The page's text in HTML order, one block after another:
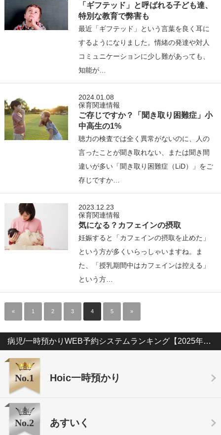
「ギフテッド」と呼ばれる子ども達、
特別な教育で弊害も
最近「ギフテッド」という言葉を良く耳に
するようになりました。情緒の発達や対人
コミュニケーションに少し難があっても、
知能が…
2024.01.08
保育関連情報
ご存じですか？「聞き取り困難症」小
中高生の1%
聴力の検査では全く異常がないのに、人の
言ったことが聞き取れない、または聞き間
違いが多い「聞き取り困難症（LiD）」をご
存じですか…
2023.12.23
保育関連情報
気になる？カフェインの摂取
妊娠すると「カフェインの摂取を止めた」
という方が多くいらっしゃいますね。ま
た、「授乳期間中はカフェインは控える」
という方…
« 1 2 3 4 5 »
病児/一時預かりWEB予約システムランキング【2025年版】
No.1 Hoic一時預かり
No.2 あすいく